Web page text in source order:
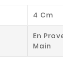
4 Cm
En
Main